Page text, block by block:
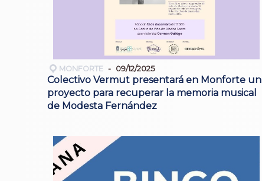
MONFORTE 09/12/2025
Colectivo Vermut presentará en Monforte un
proyecto para recuperar la memoria musical
de Modesta Fernández